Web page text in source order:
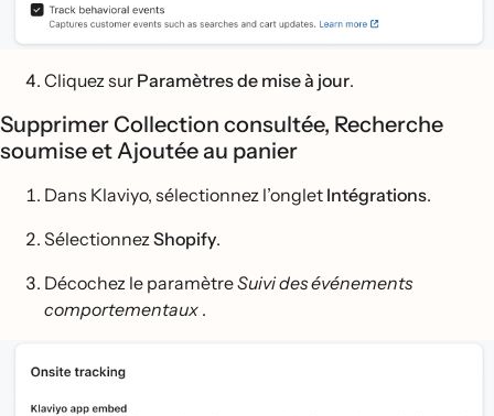
Cliquez sur Paramètres de mise à jour.
Supprimer Collection consultée, Recherche
soumise et Ajoutée au panier
Dans Klaviyo, sélectionnez l’onglet Intégrations.
SélectionnezShopify.
Décochez le paramètreSuivi des événements
comportementaux .